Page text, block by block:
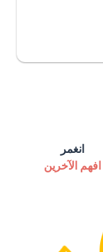
انغمر
افهم الآخرين